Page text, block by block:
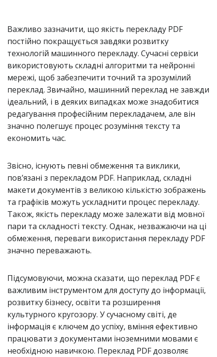
Важливо зазначити, що якість перекладу PDF
постійно покращується завдяки розвитку
технологій машинного перекладу. Сучасні сервіси
використовують складні алгоритми та нейронні
мережі, щоб забезпечити точний та зрозумілий
переклад. Звичайно, машинний переклад не завжди
ідеальний, і в деяких випадках може знадобитися
редагування професійним перекладачем, але він
значно полегшує процес розуміння тексту та
економить час.
Звісно, існують певні обмеження та виклики,
пов’язані з перекладом PDF. Наприклад, складні
макети документів з великою кількістю зображень
та графіків можуть ускладнити процес перекладу.
Також, якість перекладу може залежати від мовної
пари та складності тексту. Однак, незважаючи на ці
обмеження, переваги використання перекладу PDF
значно переважають.
Підсумовуючи, можна сказати, що переклад PDF є
важливим інструментом для доступу до інформації,
розвитку бізнесу, освіти та розширення
культурного кругозору. У сучасному світі, де
інформація є ключем до успіху, вміння ефективно
працювати з документами іноземними мовами є
необхідною навичкою. Переклад PDF дозволяє